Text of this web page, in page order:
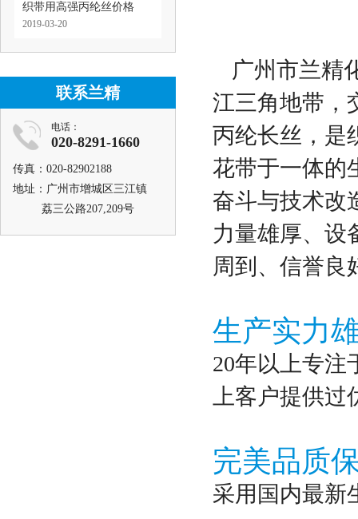
织带用高强丙纶丝价格
2019-03-20
联系兰精
电话：
020-8291-1660
传真：020-82902188
地址：广州市增城区三江镇
荔三公路207,209号
广州市兰精
江三角地带，
丙纶长丝，是
花带于一体的
奋斗与技术改
力量雄厚、设
周到、信誉良
生产实力
20年以上专注
上客户提供
完美品质
采用国内最新